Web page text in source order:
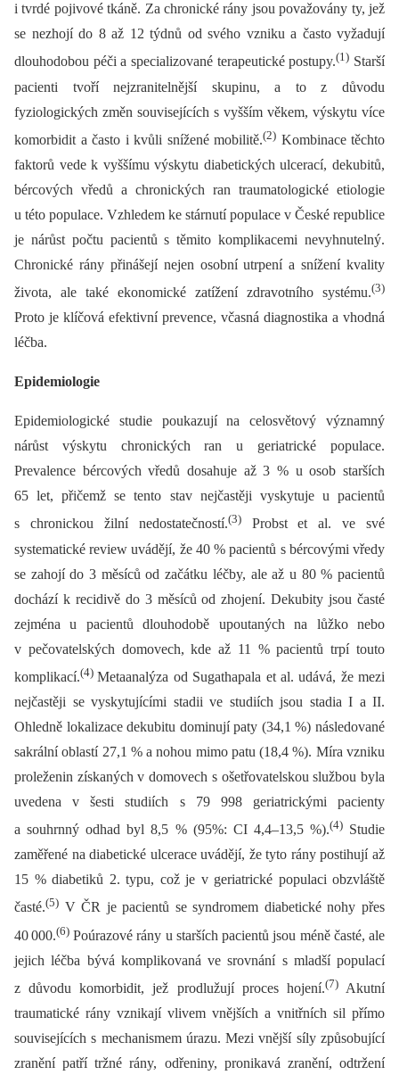
i tvrdé pojivové tkáně. Za chronické rány jsou považovány ty, jež
se nezhojí do 8 až 12 týdnů od svého vzniku a často vyžadují
dlouhodobou péči a specializované terapeutické postupy.(1) Starší
pacienti tvoří nejzranitelnější skupinu, a to z důvodu
fyziologických změn souvisejících s vyšším věkem, výskytu více
komorbidit a často i kvůli snížené mobilitě.(2) Kombinace těchto
faktorů vede k vyššímu výskytu diabetických ulcerací, dekubitů,
bércových vředů a chronických ran traumatologické etiologie
u této populace. Vzhledem ke stárnutí populace v České republice
je nárůst počtu pacientů s těmito komplikacemi nevyhnutelný.
Chronické rány přinášejí nejen osobní utrpení a snížení kvality
života, ale také ekonomické zatížení zdravotního systému.(3)
Proto je klíčová efektivní prevence, včasná diagnostika a vhodná
léčba.
Epidemiologie
Epidemiologické studie poukazují na celosvětový významný
nárůst výskytu chronických ran u geriatrické populace.
Prevalence bércových vředů dosahuje až 3 % u osob starších
65 let, přičemž se tento stav nejčastěji vyskytuje u pacientů
s chronickou žilní nedostatečností.(3)Probst et al. ve své
systematické review uvádějí, že 40 % pacientů s bércovými vředy
se zahojí do 3 měsíců od začátku léčby, ale až u 80 % pacientů
dochází k recidivě do 3 měsíců od zhojení. Dekubity jsou časté
zejména u pacientů dlouhodobě upoutaných na lůžko nebo
v pečovatelských domovech, kde až 11 % pacientů trpí touto
komplikací.(4)Metaanalýza od Sugathapala et al. udává, že mezi
nejčastěji se vyskytujícími stadii ve studiích jsou stadia I a II.
Ohledně lokalizace dekubitu dominují paty (34,1 %) následované
sakrální oblastí 27,1 % a nohou mimo patu (18,4 %). Míra vzniku
proleženin získaných v domovech s ošetřovatelskou službou byla
uvedena v šesti studiích s 79 998 geriatrickými pacienty
a souhrnný odhad byl 8,5 % (95%: CI 4,4–13,5 %).(4)Studie
zaměřené na diabetické ulcerace uvádějí, že tyto rány postihují až
15 % diabetiků 2. typu, což je v geriatrické populaci obzvláště
časté.(5) V ČR je pacientů se syndromem diabetické nohy přes
40 000.(6) Poúrazové rány u starších pacientů jsou méně časté, ale
jejich léčba bývá komplikovaná ve srovnání s mladší populací
z důvodu komorbidit, jež prodlužují proces hojení.(7)Akutní
traumatické rány vznikají vlivem vnějších a vnitřních sil přímo
souvisejících s mechanismem úrazu. Mezi vnější síly způsobující
zranění patří tržné rány, odřeniny, pronikavá zranění, odtržení